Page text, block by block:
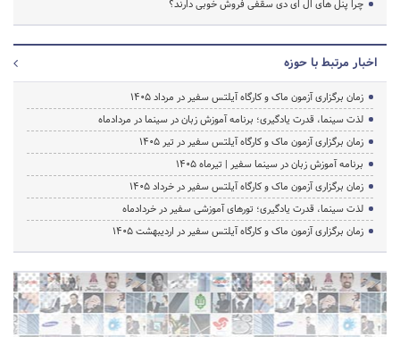
چرا پنل های ال ای دی سقفی فروش خوبی دارند؟
اخبار مرتبط با حوزه
زمان برگزاری آزمون ماک و کارگاه آیلتس سفیر در مرداد 1405
لذت سینما، قدرت یادگیری؛ برنامه آموزش زبان در سینما در مردادماه
زمان برگزاری آزمون ماک و کارگاه آیلتس سفیر در تیر 1405
برنامه آموزش زبان در سینما سفیر | تیرماه ۱۴۰۵
زمان برگزاری آزمون ماک و کارگاه آیلتس سفیر در خرداد 1405
لذت سینما، قدرت یادگیری؛ تورهای آموزشی سفیر در خردادماه
زمان برگزاری آزمون ماک و کارگاه آیلتس سفیر در اردیبهشت 1405